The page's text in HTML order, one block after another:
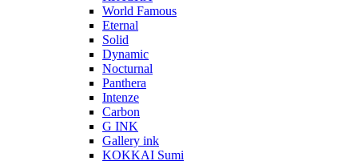
World Famous
Eternal
Solid
Dynamic
Nocturnal
Panthera
Intenze
Carbon
G INK
Gallery ink
KOKKAI Sumi